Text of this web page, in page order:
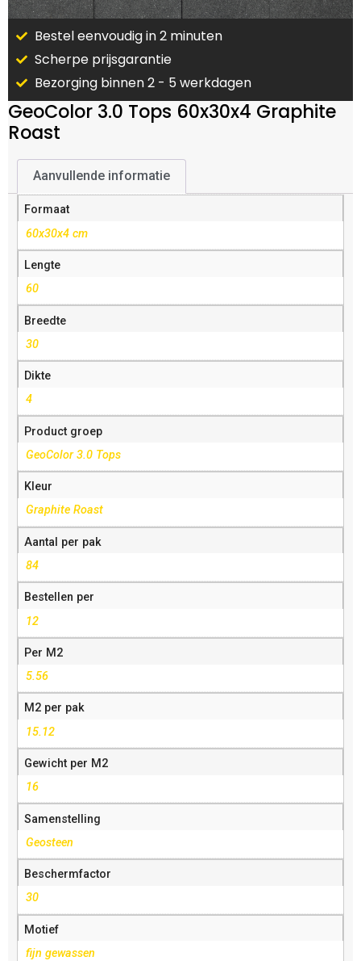
Bestel eenvoudig in 2 minuten
Scherpe prijsgarantie
Bezorging binnen 2 - 5 werkdagen
GeoColor 3.0 Tops 60x30x4 Graphite
Roast
Aanvullende informatie
Formaat
60x30x4 cm
Lengte
60
Breedte
30
Dikte
4
Product groep
GeoColor 3.0 Tops
Kleur
Graphite Roast
Aantal per pak
84
Bestellen per
12
Per M2
5.56
M2 per pak
15.12
Gewicht per M2
16
Samenstelling
Geosteen
Beschermfactor
30
Motief
fijn gewassen